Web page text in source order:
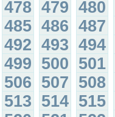
478 479 480
485 486 487
492 493 494
499 500 501
506 507 508
513 514 515